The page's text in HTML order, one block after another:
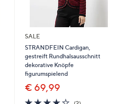
SALE
STRANDFEIN Cardigan,
gestreift Rundhalsausschnitt
dekorative Knöpfe
figurumspielend
€ 69,99
4.02